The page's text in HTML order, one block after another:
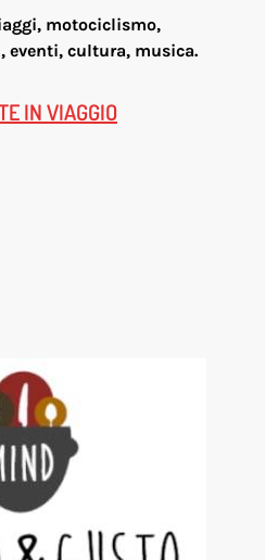
motociclismo,
eventi, cultura, musica.
IN VIAGGIO